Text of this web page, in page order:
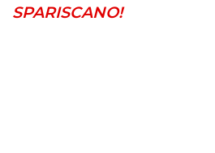
SPARISCANO!